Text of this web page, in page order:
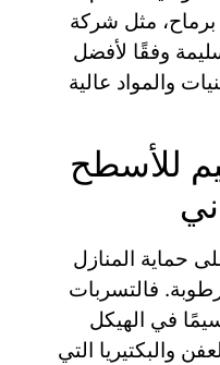
مثل شركة
وفقًا لأفضل
والمواد عالية
للأسطح
حماية المنازل
فالتسربات
في الهيكل
والبكتيريا التي